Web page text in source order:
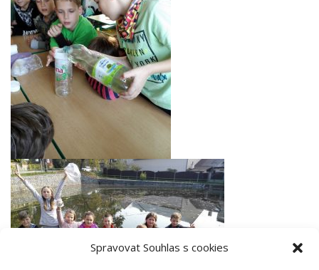
Spravovat Souhlas s cookies